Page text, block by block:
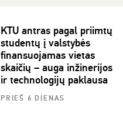
KTU antras pagal priimtų
studentų į valstybės
finansuojamas vietas
skaičių – auga inžinerijos
ir technologijų paklausa
PRIEŠ 6 DIENAS